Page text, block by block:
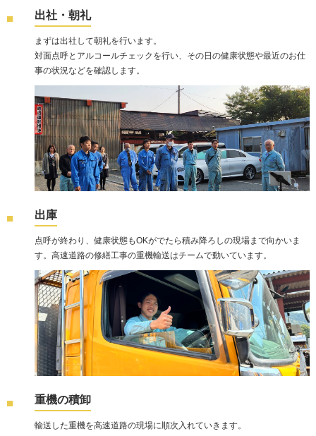
出社・朝礼
まずは出社して朝礼を行います。
対面点呼とアルコールチェックを行い、その日の健康状態や最近のお仕
事の状況などを確認します。
出庫
点呼が終わり、健康状態もOKがでたら積み降ろしの現場まで向かいま
す。高速道路の修繕工事の重機輸送はチームで動いています。
重機の積卸
輸送した重機を高速道路の現場に順次入れていきます。